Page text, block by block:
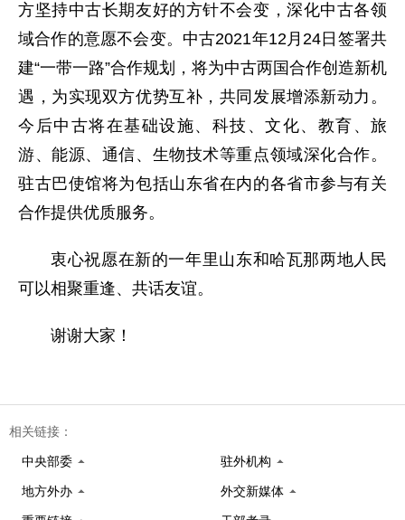
方坚持中古长期友好的方针不会变，深化中古各领
域合作的意愿不会变。中古2021年12月24日签署共
建“一带一路”合作规划，将为中古两国合作创造新机
遇，为实现双方优势互补，共同发展增添新动力。
今后中古将在基础设施、科技、文化、教育、旅
游、能源、通信、生物技术等重点领域深化合作。
驻古巴使馆将为包括山东省在内的各省市参与有关
合作提供优质服务。
衷心祝愿在新的一年里山东和哈瓦那两地人民
可以相聚重逢、共话友谊。
谢谢大家！
相关链接：
中央部委 驻外机构
地方外办 外交新媒体